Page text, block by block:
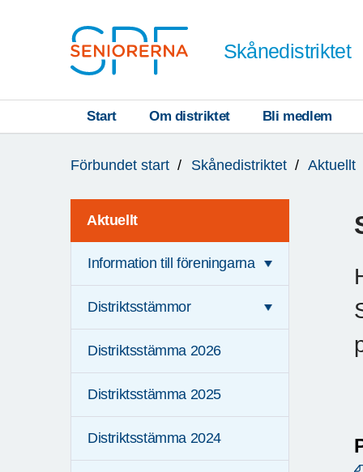
Skånedistriktet
Start Om distriktet Bli medlem
är
Förbundet start Skånedistriktet Aktuellt
Aktuellt
Information till föreningarna
Distriktsstämmor
Distriktsstämma 2026
Distriktsstämma 2025
Distriktsstämma 2024